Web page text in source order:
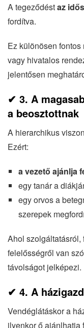
A tegeződéstaz
fordítva.
Ez különösen
vagy hivatalos
jelentősen
✔ 3. A
a beosztottnak
A hierarchikus
Ezért:
a vezető ajánlja
egy tanár a
egy orvos a
szerepek
Ahol
felelősségről van
távolságot jelképezi.
✔ 4. A
Vendéglátáskor a
ilyenkor ő ajánlhatja